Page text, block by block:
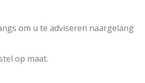
om u te adviseren naargelang
op maat.